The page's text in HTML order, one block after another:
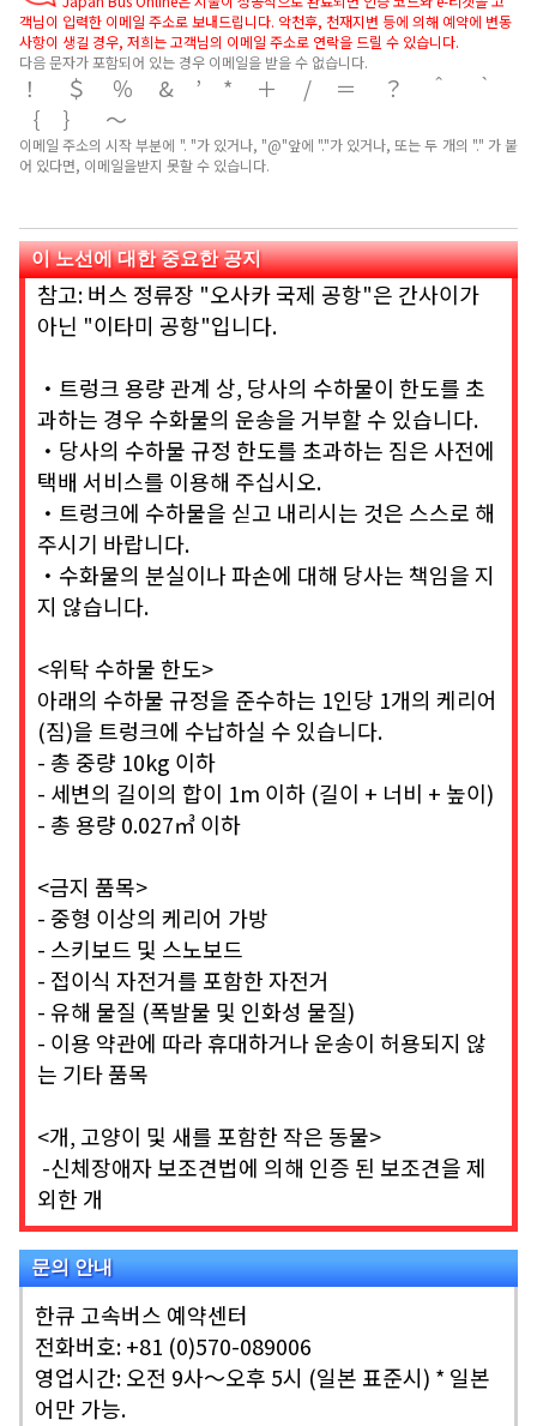
객님이 입력한 이메일 주소로 보내드립니다. 악천후, 천재지변 등에 의해 예약에 변동
사항이 생길 경우, 저희는 고객님의 이메일 주소로 연락을 드릴 수 있습니다.
다음 문자가 포함되어 있는 경우 이메일을 받을 수 없습니다.
！＄％&’*＋/＝？＾｀
｛｝～
이메일 주소의 시작 부분에 ". "가 있거나, "@"앞에 "."가 있거나, 또는 두 개의 "." 가 붙
어 있다면, 이메일을받지 못할 수 있습니다.
이 노선에 대한 중요한 공지
참고: 버스 정류장 "오사카 국제 공항"은 간사이가
아닌 "이타미 공항"입니다.
・트렁크 용량 관계 상, 당사의 수하물이 한도를 초
과하는 경우 수화물의 운송을 거부할 수 있습니다.
・당사의 수하물 규정 한도를 초과하는 짐은 사전에
택배 서비스를 이용해 주십시오.
・트렁크에 수하물을 싣고 내리시는 것은 스스로 해
주시기 바랍니다.
・수화물의 분실이나 파손에 대해 당사는 책임을 지
지 않습니다.
<위탁 수하물 한도>
아래의 수하물 규정을 준수하는 1인당 1개의 케리어
(짐)을 트렁크에 수납하실 수 있습니다.
- 총 중량 10kg 이하
- 세변의 길이의 합이 1m 이하 (길이 + 너비 + 높이)
- 총 용량 0.027㎥ 이하
<금지 품목>
- 중형 이상의 케리어 가방
- 스키보드 및 스노보드
- 접이식 자전거를 포함한 자전거
- 유해 물질 (폭발물 및 인화성 물질)
- 이용 약관에 따라 휴대하거나 운송이 허용되지 않
는 기타 품목
<개, 고양이 및 새를 포함한 작은 동물>
-신체장애자 보조견법에 의해 인증 된 보조견을 제
외한 개
문의 안내
한큐 고속버스 예약센터
전화버호: +81 (0)570-089006
영업시간: 오전 9사～오후 5시 (일본 표준시) * 일본
어만 가능.